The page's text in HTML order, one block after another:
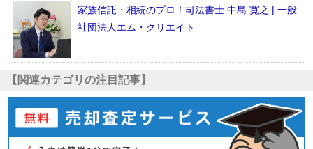
家族信託・相続のプロ！司法書士 中島 寛之 | 一般
社団法人エム・クリエイト
【関連カテゴリの注目記事】